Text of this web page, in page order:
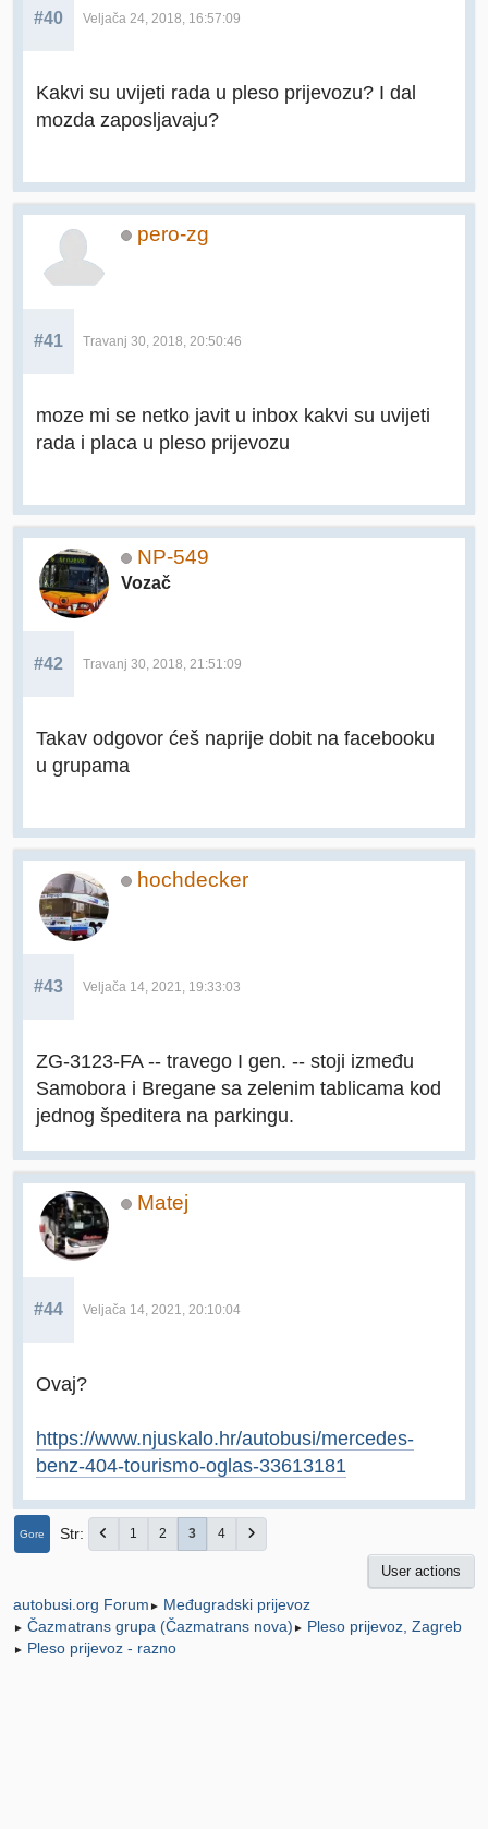
#40 Veljača 24, 2018, 16:57:09
Kakvi su uvijeti rada u pleso prijevozu? I dal
mozda zaposljavaju?
pero-zg
#41 Travanj 30, 2018, 20:50:46
moze mi se netko javit u inbox kakvi su uvijeti
rada i placa u pleso prijevozu
NP-549
Vozač
#42 Travanj 30, 2018, 21:51:09
Takav odgovor ćeš naprije dobit na facebooku
u grupama
hochdecker
#43 Veljača 14, 2021, 19:33:03
ZG-3123-FA -- travego I gen. -- stoji između
Samobora i Bregane sa zelenim tablicama kod
jednog špeditera na parkingu.
Matej
#44 Veljača 14, 2021, 20:10:04
Ovaj?
https://www.njuskalo.hr/autobusi/mercedes-
benz-404-tourismo-oglas-33613181
Gore Str 1 2 3 4
User actions
autobusi.org Forum ► Međugradski prijevoz
► Čazmatrans grupa (Čazmatrans nova) ► Pleso prijevoz, Zagreb
► Pleso prijevoz - razno